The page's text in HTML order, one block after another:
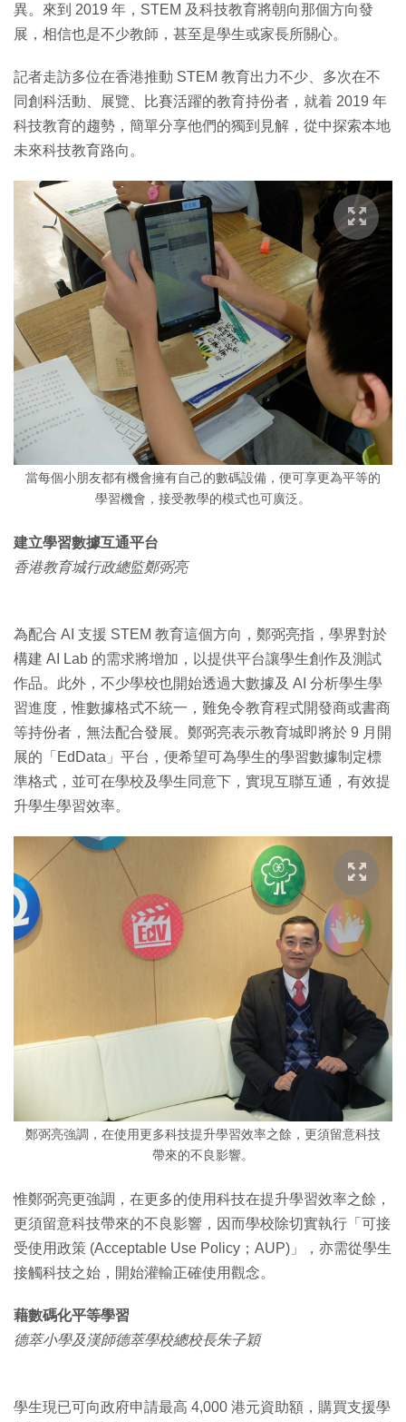
異。來到 2019 年，STEM 及科技教育將朝向那個方向發
展，相信也是不少教師，甚至是學生或家長所關心。
記者走訪多位在香港推動 STEM 教育出力不少、多次在不
同創科活動、展覽、比賽活躍的教育持份者，就着 2019 年
科技教育的趨勢，簡單分享他們的獨到見解，從中探索本地
未來科技教育路向。
當每個小朋友都有機會擁有自己的數碼設備，便可享更為平等的
學習機會，接受教學的模式也可廣泛。
建立學習數據互通平台
香港教育城行政總監鄭弼亮
為配合 AI 支援 STEM 教育這個方向，鄭弼亮指，學界對於
構建 AI Lab 的需求將增加，以提供平台讓學生創作及測試
作品。此外，不少學校也開始透過大數據及 AI 分析學生學
習進度，惟數據格式不統一，難免令教育程式開發商或書商
等持份者，無法配合發展。鄭弼亮表示教育城即將於 9 月開
展的「EdData」平台，便希望可為學生的學習數據制定標
準格式，並可在學校及學生同意下，實現互聯互通，有效提
升學生學習效率。
鄭弼亮強調，在使用更多科技提升學習效率之餘，更須留意科技
帶來的不良影響。
惟鄭弼亮更強調，在更多的使用科技在提升學習效率之餘，
更須留意科技帶來的不良影響，因而學校除切實執行「可接
受使用政策 (Acceptable Use Policy；AUP)」，亦需從學生
接觸科技之始，開始灌輸正確使用觀念。
藉數碼化平等學習
德萃小學及漢師德萃學校總校長朱子穎
學生現已可向政府申請最高 4,000 港元資助額，購買支援學